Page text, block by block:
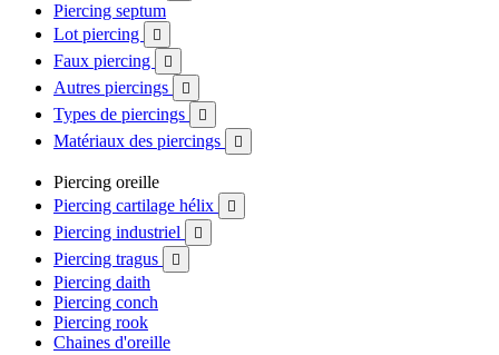
Piercing septum
Lot piercing

Faux piercing 
Autres piercings 
Types de piercings 
Matériaux des piercings 
Piercing oreille
Piercing cartilage hélix

Piercing industriel 
Piercing tragus 
Piercing daith
Piercing conch
Piercing rook
Chaines d'oreille